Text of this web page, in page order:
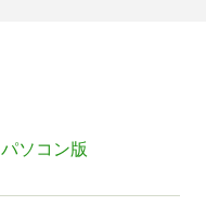
パソコン版